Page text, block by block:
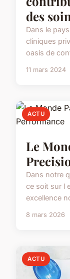
des
Dans le
cliniques
oasis de
11 mars 2024
ACTU
Le
Dans notre
ce soit sur l
excellence
8 mars 2026
ACTU